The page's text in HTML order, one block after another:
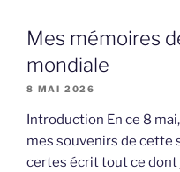
Mes mémoires
mondiale
8 MAI 2026
Introduction En ce 8
mes souvenirs de cette
certes écrit tout ce dont